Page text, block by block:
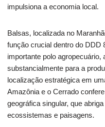
impulsiona a economia local.
Balsas, localizada no
função crucial dentro do DDD
importante polo agropecuário,
substancialmente para a
localização estratégica em
Amazônia e o Cerrado
geográfica singular, que
ecossistemas e paisagens.